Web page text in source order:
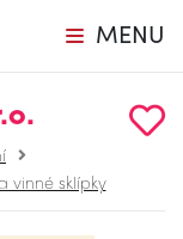
MENU
vinné sklípky